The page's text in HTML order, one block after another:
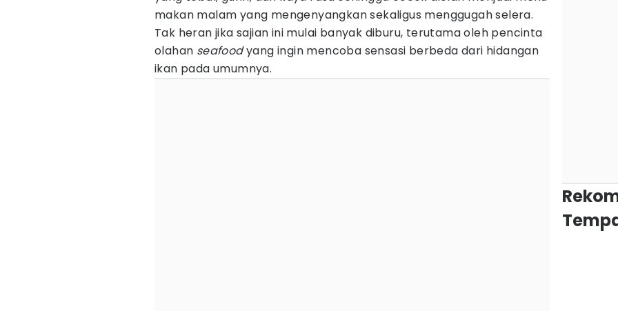
makan malam yang mengenyangkan sekaligus menggugah selera.
Tak heran jika sajian ini mulai banyak diburu, terutama oleh pencinta
olahan seafoodyang ingin mencoba sensasi berbeda dari hidangan
ikan pada umumnya.